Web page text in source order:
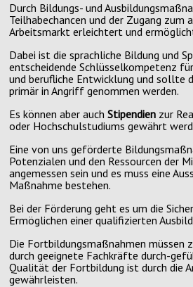
Durch Bildungs- und
Teilhabechancen und der Zugang zum
Arbeitsmarkt erleichtert und
Dabei ist die sprachliche Bildung und
entscheidende Schlüsselkompetenz
und berufliche Entwicklung und sollte
primär in Angriff genommen werden.
Es können aber auch Stipendien zur
oder Hochschulstudiums gewährt
Eine von uns geförderte
Potenzialen und den Ressourcen der
angemessen sein und es muss eine
Maßnahme bestehen.
Bei der Förderung geht es um die
Ermöglichen einer qualifizierten
Die Fortbildungsmaßnahmen müssen
durch geeignete Fachkräfte durch-
Qualität der Fortbildung ist durch die
gewährleisten.